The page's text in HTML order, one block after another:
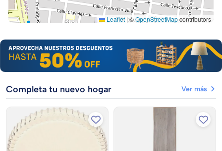
Leaflet |©OpenStreetMapcontributors
Completa tu nuevo hogar Ver más